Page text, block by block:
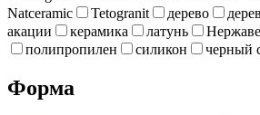
Natceramic
Tetogranit дерево
акации
керамика латунь
полипропилен
силикон черный
Форма